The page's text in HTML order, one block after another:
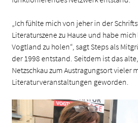
„Ich fühlte mich von jeher in der
Literaturszene zu Hause und habe
Vogtland zu holen“, sagt Steps als
der 1998 entstand. Seitdem ist das
Netzschkau zum Austragungsort vieler
Literaturveranstaltungen geworden.